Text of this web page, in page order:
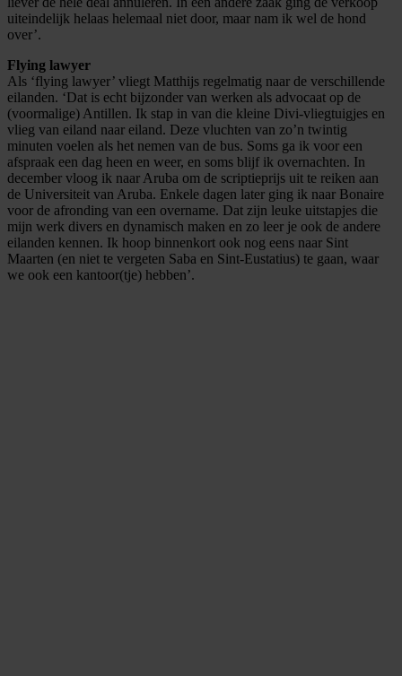
uiteindelijk helaas helemaal niet door, maar nam ik wel de hond
over’.
Flying lawyer
Als ‘flying lawyer’ vliegt Matthijs regelmatig naar de verschillende
eilanden. ‘Dat is echt bijzonder van werken als advocaat op de
(voormalige) Antillen. Ik stap in van die kleine Divi-vliegtuigjes en
vlieg van eiland naar eiland. Deze vluchten van zo’n twintig
minuten voelen als het nemen van de bus. Soms ga ik voor een
afspraak een dag heen en weer, en soms blijf ik overnachten. In
december vloog ik naar Aruba om de scriptieprijs uit te reiken aan
de Universiteit van Aruba. Enkele dagen later ging ik naar Bonaire
voor de afronding van een overname. Dat zijn leuke uitstapjes die
mijn werk divers en dynamisch maken en zo leer je ook de andere
eilanden kennen. Ik hoop binnenkort ook nog eens naar Sint
Maarten (en niet te vergeten Saba en Sint-Eustatius) te gaan, waar
we ook een kantoor(tje) hebben’.